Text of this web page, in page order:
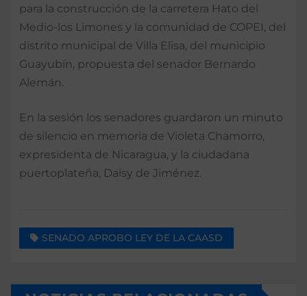
para la construcción de la carretera Hato del
Medio-los Limones y la comunidad de COPEI, del
distrito municipal de Villa Elisa, del municipio
Guayubín, propuesta del senador Bernardo
Alemán.
En la sesión los senadores guardaron un minuto
de silencio en memoria de Violeta Chamorro,
expresidenta de Nicaragua, y la ciudadana
puertoplateña, Daisy de Jiménez.
SENADO APROBO LEY DE LA CAASD